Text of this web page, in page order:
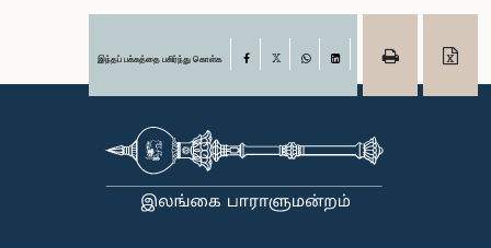
இந்தப் பக்கத்தை பகிர்ந்து கொள்க Facebook